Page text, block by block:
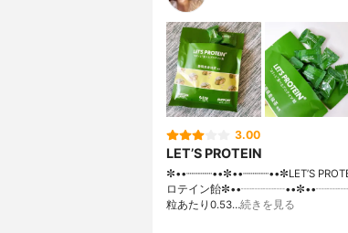
3.00
LET’S PROTEIN
✼••┈┈┈┈••✼••┈┈┈┈••✼LET’S
ロテイン飴
粒あたり0.53…続きを見る